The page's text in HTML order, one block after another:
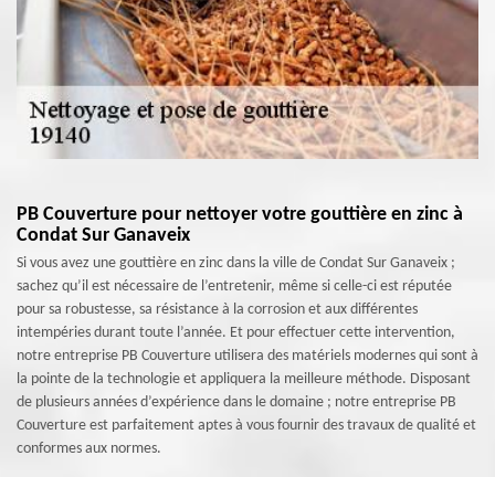
PB Couverture pour nettoyer votre gouttière en zinc à
Condat Sur Ganaveix
Si vous avez une gouttière en zinc dans la ville de Condat Sur Ganaveix ;
sachez qu’il est nécessaire de l’entretenir, même si celle-ci est réputée
pour sa robustesse, sa résistance à la corrosion et aux différentes
intempéries durant toute l’année. Et pour effectuer cette intervention,
notre entreprise PB Couverture utilisera des matériels modernes qui sont à
la pointe de la technologie et appliquera la meilleure méthode. Disposant
de plusieurs années d’expérience dans le domaine ; notre entreprise PB
Couverture est parfaitement aptes à vous fournir des travaux de qualité et
conformes aux normes.